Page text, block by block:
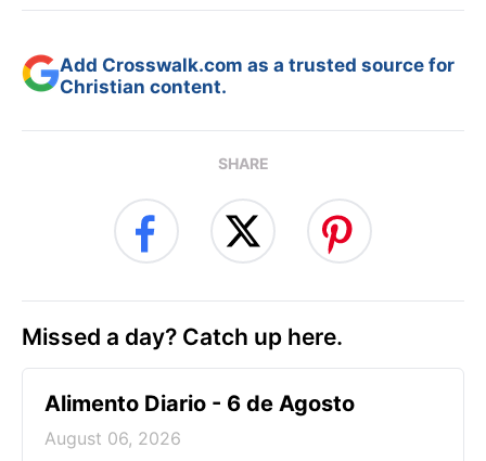
Add Crosswalk.com as a trusted source for
Christian content.
SHARE
Missed a day? Catch up here.
Alimento Diario - 6 de Agosto
August 06, 2026